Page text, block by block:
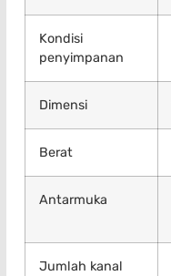
Kondisi
penyimpanan
Dimensi
Berat
Antarmuka
Jumlah kanal